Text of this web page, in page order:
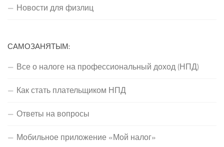
Новости для физлиц
САМОЗАНЯТЫМ:
Все о налоге на профессиональный доход (НПД)
Как стать плательщиком НПД
Ответы на вопросы
Мобильное приложение «Мой налог»